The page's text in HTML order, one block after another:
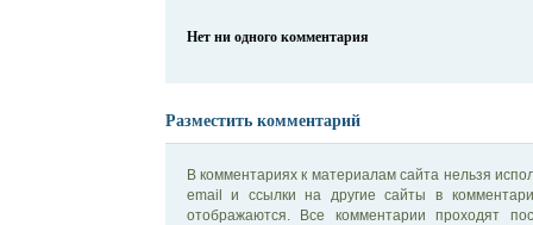
Нет ни одного комментария
Разместить комментарий
В комментариях к материалам сайта нельзя
email и ссылки на другие сайты в
отображаются. Все комментарии проходят